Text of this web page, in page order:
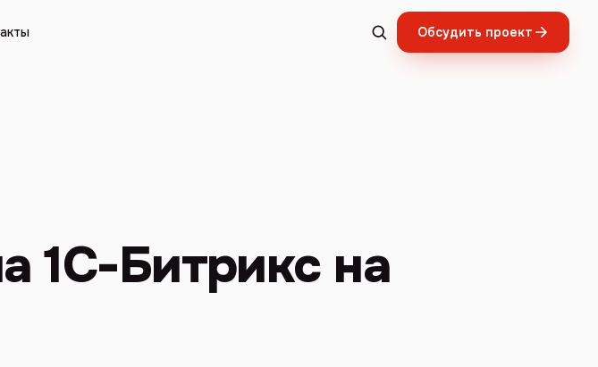
Обсудить проект
1С-Битрикс на